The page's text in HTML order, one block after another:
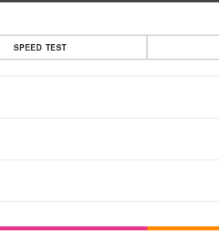
SPEED TEST